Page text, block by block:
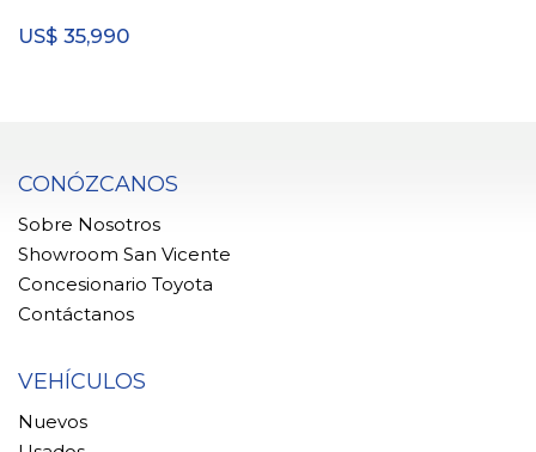
US$ 35,990
CONÓZCANOS
Sobre Nosotros
Showroom San Vicente
Concesionario Toyota
Contáctanos
VEHÍCULOS
Nuevos